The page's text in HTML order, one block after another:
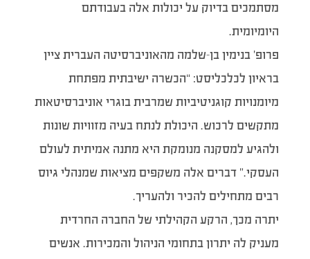
מסתמכים בדיוק על יכולות אלה בעבודתם
היומיומית.
פרופ’ בנימין בן-שלמה מהאוניברסיטה העברית ציין
בראיון לכלכליסט: “הכשרה ישיבתית מפתחת
מיומנויות קוגניטיביות שמרבית בוגרי אוניברסיטאות
מתקשים לרכוש. היכולת לנתח בעיה מזוויות שונות
ולהגיע למסקנה מנומקת היא מתנה אמיתית לעולם
העסקי.” דברים אלה משקפים מציאות שמנהלי גיוס
רבים מתחילים להכיר ולהעריך.
יתרה מכך, הרקע הקהילתי של החברה החרדית
מעניק לה יתרון בתחומי הניהול והמכירות. אנשים